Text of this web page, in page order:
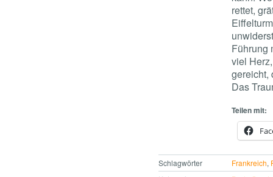
rettet,
Führung
viel
gereicht,
Das
Teilen mit:
Schlagwörter Frankreich,